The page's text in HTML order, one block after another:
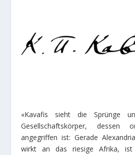
«Kavafis sieht die Sprünge
Gesellschaftskörper, dessen
angegriffen ist: Gerade
wirkt an das riesige Afrika, ist